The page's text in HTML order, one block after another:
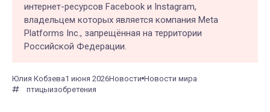
интернет-ресурсов Facebook и Instagram,
владельцем которых является компания Meta
Platforms Inc., запрещённая на территории
Российской Федерации.
Юлия Кобзева1 июня 2026Новости Новости мира
птицыизобретения